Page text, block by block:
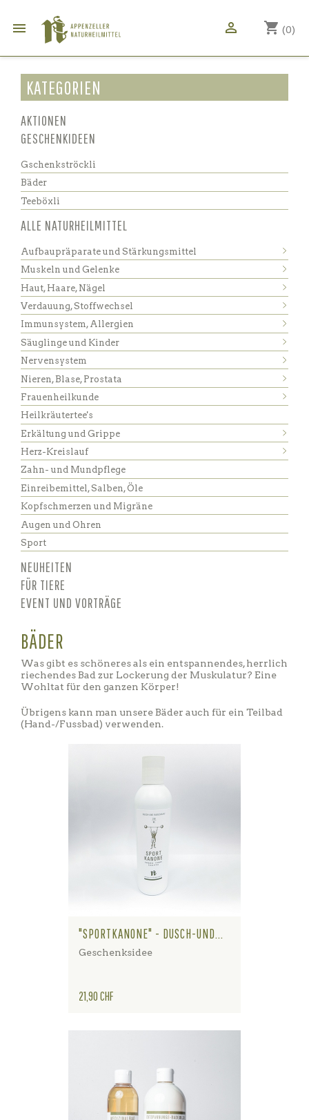
 shopping_cart (0)

KATEGORIEN
AKTIONEN
GESCHENKIDEEN
Gschenkströckli
Bäder
Teeböxli
ALLE NATURHEILMITTEL
Aufbaupräparate und Stärkungsmittel
Muskeln und Gelenke
Haut, Haare, Nägel
Verdauung, Stoffwechsel
Immunsystem, Allergien
Säuglinge und Kinder
Nervensystem
Nieren, Blase, Prostata
Frauenheilkunde
Heilkräutertee's
Erkältung und Grippe
Herz-Kreislauf
Zahn- und Mundpflege
Einreibemittel, Salben, Öle
Kopfschmerzen und Migräne
Augen und Ohren
Sport
NEUHEITEN
FÜR TIERE
EVENT UND VORTRÄGE
BÄDER
Was gibt es schöneres als ein entspannendes, herrlich
riechendes Bad zur Lockerung der Muskulatur? Eine
Wohltat für den ganzen Körper!
Übrigens kann man unsere Bäder auch für ein Teilbad
(Hand-/Fussbad) verwenden.
"SPORTKANONE" - DUSCH-UND...
Geschenksidee
Preis
21,90 CHF